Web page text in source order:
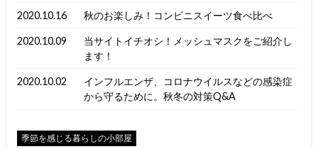
2020.10.16 秋のお楽しみ！コンビニスイーツ食べ比べ
2020.10.09
当サイトイチオシ！メッシュマスクをご紹介し
ます！
2020.10.02
インフルエンザ、コロナウイルスなどの感染症
から守るために。秋冬の対策Q&A
季節を感じる暮らしの小部屋